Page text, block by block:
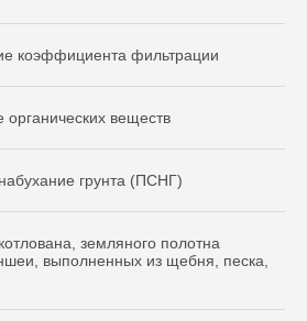
коэффициента фильтрации
веществ
грунта (ПСНГ)
земляного полотна
выполненных из щебня, песка,